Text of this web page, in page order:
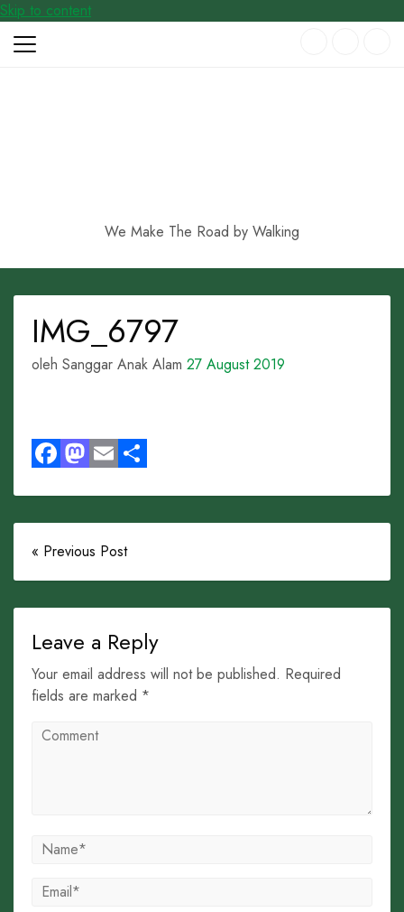
Skip to content
We Make The Road by Walking
IMG_6797
oleh Sanggar Anak Alam 27 August 2019
« Previous Post
Leave a Reply
Your email address will not be published. Required
fields are marked *